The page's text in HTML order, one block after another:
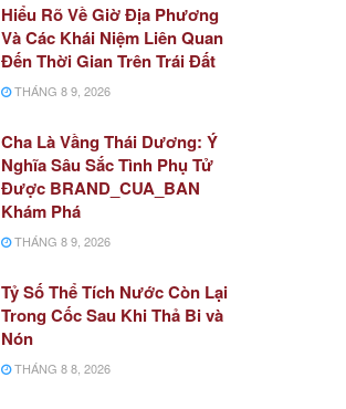
Hiểu Rõ Về Giờ Địa Phương
Và Các Khái Niệm Liên Quan
Đến Thời Gian Trên Trái Đất
THÁNG 8 9, 2026
Cha Là Vầng Thái Dương: Ý
Nghĩa Sâu Sắc Tình Phụ Tử
Được BRAND_CUA_BAN
Khám Phá
THÁNG 8 9, 2026
Tỷ Số Thể Tích Nước Còn Lại
Trong Cốc Sau Khi Thả Bi và
Nón
THÁNG 8 8, 2026